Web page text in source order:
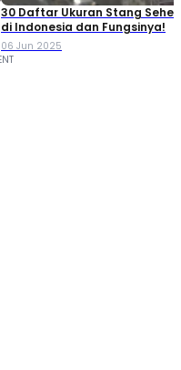
30 Daftar Ukuran Stang
di Indonesia dan Fungsinya!
06 Jun 2025